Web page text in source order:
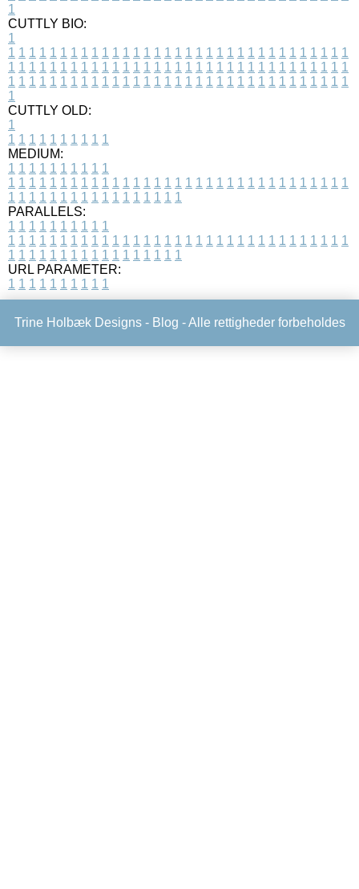
1
CUTTLY BIO:
1
1 1 1 1 1 1 1 1 1 1 1 1 1 1 1 1 1 1 1 1 1 1 1 1 1 1 1 1 1 1 1 1 1
1 1 1 1 1 1 1 1 1 1 1 1 1 1 1 1 1 1 1 1 1 1 1 1 1 1 1 1 1 1 1 1 1
1 1 1 1 1 1 1 1 1 1 1 1 1 1 1 1 1 1 1 1 1 1 1 1 1 1 1 1 1 1 1 1 1
1
CUTTLY OLD:
1
1 1 1 1 1 1 1 1 1 1
MEDIUM:
1 1 1 1 1 1 1 1 1 1
1 1 1 1 1 1 1 1 1 1 1 1 1 1 1 1 1 1 1 1 1 1 1 1 1 1 1 1 1 1 1 1 1
1 1 1 1 1 1 1 1 1 1 1 1 1 1 1 1 1
PARALLELS:
1 1 1 1 1 1 1 1 1 1
1 1 1 1 1 1 1 1 1 1 1 1 1 1 1 1 1 1 1 1 1 1 1 1 1 1 1 1 1 1 1 1 1
1 1 1 1 1 1 1 1 1 1 1 1 1 1 1 1 1
URL PARAMETER:
1 1 1 1 1 1 1 1 1 1
Trine Holbæk Designs - Blog - Alle rettigheder forbeholdes